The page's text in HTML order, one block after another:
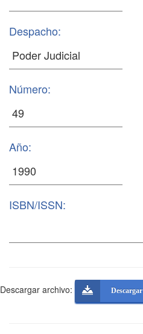
Despacho:
Número:
Año:
ISBN/ISSN:
Descargar archivo: Descargar